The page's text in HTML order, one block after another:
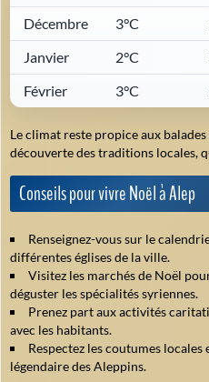
Décembre
3°C
Janvier
2°C
Février
3°C
Le climat reste propice aux
découverte des traditions locales,
Conseils pour vivre Noël à Alep
Renseignez-vous sur le
différentes églises de la ville.
Visitez les marchés de Noël
déguster les spécialités syriennes.
Prenez part aux activités
avec les habitants.
Respectez les coutumes
légendaire des Aleppins.